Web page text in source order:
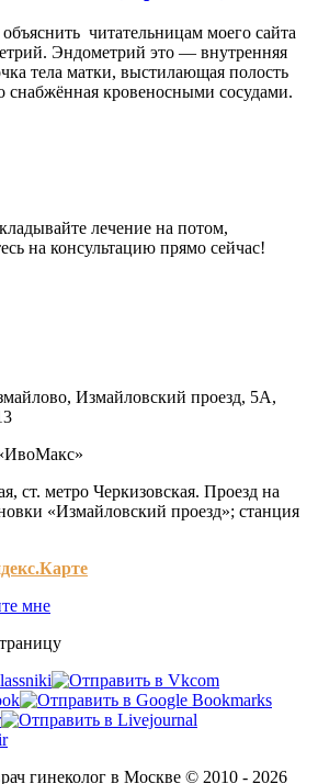
читательницам моего сайта
Эндометрий это — внутренняя
тела матки, выстилающая полость
снабжённая кровеносными сосудами.
лечение на потом,
на консультацию прямо сейчас!
Измайловский проезд, 5А,
ст. метро Черкизовская. Проезд на
«Измайловский проезд»; станция
мне
гинеколог в Москве © 2010 - 2026